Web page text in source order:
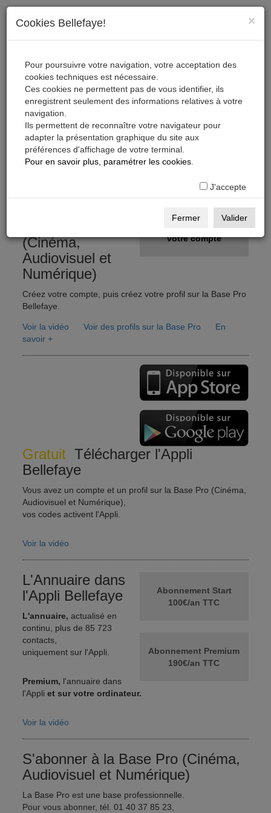
S'inscrire, télécharger,
votre compte
(Cinéma,
Audiovisuel et
Numérique)
Créez votre compte, puis créez votre profil sur la Base Pro
Bellefaye.
Voir la vidéo Voir des profils sur la Base Pro
En
savoir +
Gratuit Télécharger l'Appli
Bellefaye
Vous avez un compte et un profil sur la Base Pro (Cinéma,
Audiovisuel et Numérique),
vos codes activent l'Appli.
Voir la vidéo
Abonnement Start
100€/an TTC
Abonnement Premium
190€/an TTC
L'Annuaire dans
l'Appli Bellefaye
L'annuaire, actualisé en
continu, plus de 85 723
contacts,
uniquement sur l'Appli.
Premium, l'annuaire dans
l'Appliet sur votre ordinateur.
Voir la vidéo
S'abonner à la Base Pro (Cinéma,
Audiovisuel et Numérique)
La Base Pro est une base professionnelle.
Pour vous abonner, tél. 01 40 37 85 23,
×
Cookies Bellefaye!
Pour poursuivre votre navigation, votre acceptation des
cookies techniques est nécessaire.
Ces cookies ne permettent pas de vous identifier, ils
enregistrent seulement des informations relatives à votre
navigation.
Ils permettent de reconnaître votre navigateur pour
adapter la présentation graphique du site aux
préférences d'affichage de votre terminal.
Pour en savoir plus, paramétrer les cookies
J'accepte
Fermer Valider